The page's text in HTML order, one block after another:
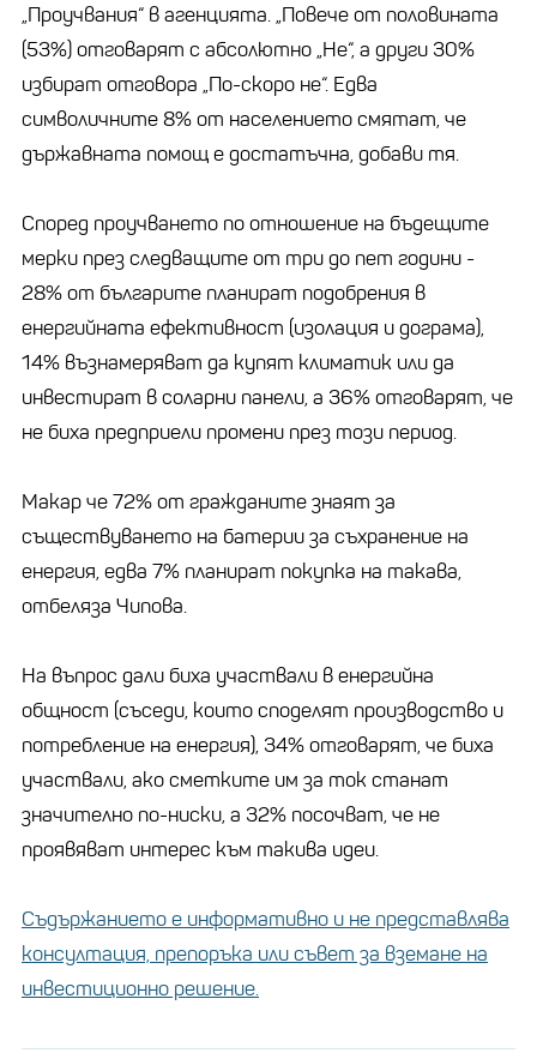
„Проучвания“ в агенцията. „Повече от половината
(53%) отговарят с абсолютно „Не“, а други 30%
избират отговора „По-скоро не“. Едва
символичните 8% от населението смятат, че
държавната помощ е достатъчна, добави тя.
Според проучването по отношение на бъдещите
мерки през следващите от три до пет години -
28% от българите планират подобрения в
енергийната ефективност (изолация и дограма),
14% възнамеряват да купят климатик или да
инвестират в соларни панели, а 36% отговарят, че
не биха предприели промени през този период.
Макар че 72% от гражданите знаят за
съществуването на батерии за съхранение на
енергия, едва 7% планират покупка на такава,
отбеляза Чипова.
На въпрос дали биха участвали в енергийна
общност (съседи, които споделят производство и
потребление на енергия), 34% отговарят, че биха
участвали, ако сметките им за ток станат
значително по-ниски, а 32% посочват, че не
проявяват интерес към такива идеи.
Съдържанието е информативно и не представлява
консултация, препоръка или съвет за вземане на
инвестиционно решение.